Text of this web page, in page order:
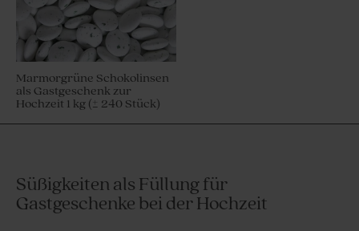
Marmorgrüne Schokolinsen
als Gastgeschenk zur
Hochzeit 1 kg (± 240 Stück)
Süßigkeiten als Füllung für
Gastgeschenke bei der Hochzeit